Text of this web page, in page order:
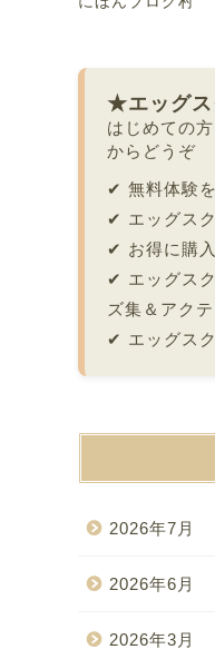
★エッグ
はじめての
からどうぞ
✔ 無料体験
✔ エッグス
✔ お得に購
✔ エッグス
ズ集＆アク
✔ エッグス
2026年7月
2026年6月
2026年3月